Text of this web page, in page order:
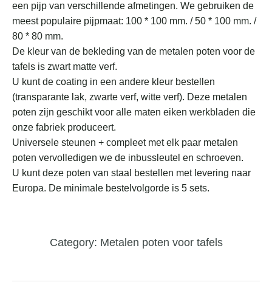
een pijp van verschillende afmetingen. We gebruiken de
meest populaire pijpmaat: 100 * 100 mm. / 50 * 100 mm. /
80 * 80 mm.
De kleur van de bekleding van de metalen poten voor de
tafels is zwart matte verf.
U kunt de coating in een andere kleur bestellen
(transparante lak, zwarte verf, witte verf). Deze metalen
poten zijn geschikt voor alle maten eiken werkbladen die
onze fabriek produceert.
Universele steunen + compleet met elk paar metalen
poten vervolledigen we de inbussleutel en schroeven.
U kunt deze poten van staal bestellen met levering naar
Europa. De minimale bestelvolgorde is 5 sets.
Category: Metalen poten voor tafels